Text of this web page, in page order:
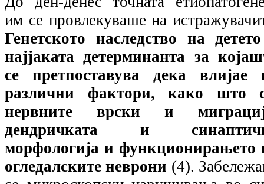
им се провлекуваше на
Генетското наследство на
најјаката детерминанта за
се претпоставува дека влијае
различни фактори, како што
нервните врски и
дендричката и
морфологија и функционирањето
огледалските неврони (4).